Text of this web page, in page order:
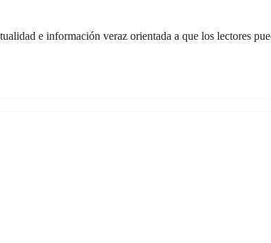
e información veraz orientada a que los lectores